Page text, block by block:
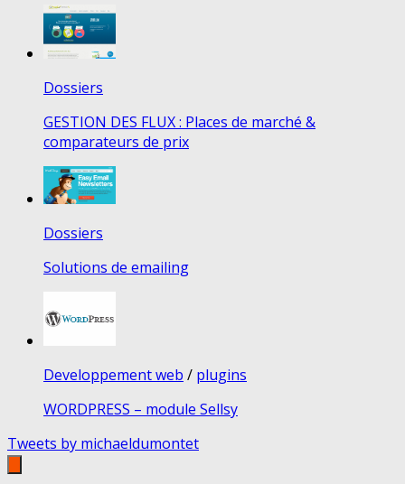
Dossiers
GESTION DES FLUX : Places de marché &
comparateurs de prix
Dossiers
Solutions de emailing
Developpement web / plugins
WORDPRESS – module Sellsy
Tweets by michaeldumontet